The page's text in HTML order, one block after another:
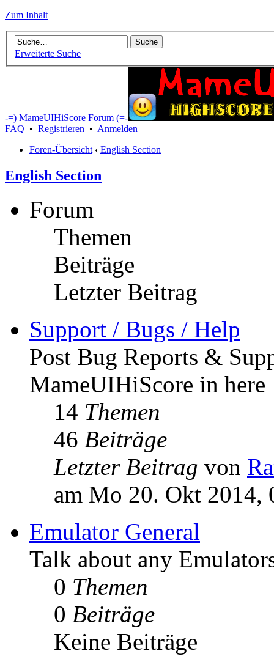
Zum Inhalt
Erweiterte Suche
-=) MameUIHiScore Forum (=-
FAQ • Registrieren • Anmelden
Foren-Übersicht ‹ English Section
English Section
Forum
Themen
Beiträge
Letzter Beitrag
Support / Bugs / Help
Post Bug Reports &
MameUIHiScore in
14 Themen
46 Beiträge
Letzter Beitrag von
am Mo 20. Okt 2014,
Emulator General
Talk about any
0 Themen
0 Beiträge
Keine Beiträge